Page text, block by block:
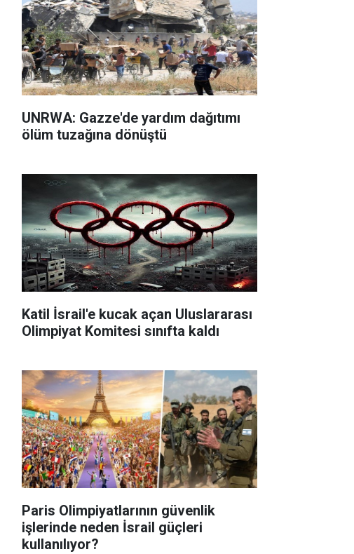
UNRWA: Gazze'de yardım dağıtımı
ölüm tuzağına dönüştü
Katil İsrail'e kucak açan Uluslararası
Olimpiyat Komitesi sınıfta kaldı
Paris Olimpiyatlarının güvenlik
işlerinde neden İsrail güçleri
kullanılıyor?